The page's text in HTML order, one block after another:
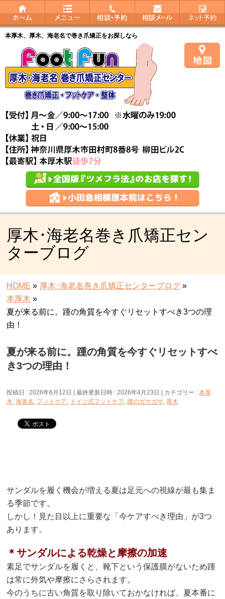
本厚木、厚木、海老名で巻き爪矯正をお探しなら
厚木･海老名巻き爪矯正セン
ターブログ
HOME » 厚木･海老名巻き爪矯正センターブログ »
本厚木 »
夏が来る前に。踵の角質を今すぐリセットすべき3つの理
由！
夏が来る前に。踵の角質を今すぐリセットすべ
き3つの理由！
投稿日 : 2026年6月12日 最終更新日時 : 2026年4月23日 カテゴリー :本厚
木,海老名 , フットケア, ドイツ式フットケア,踵のガサガサ, 厚木
サンダルを履く機会が増える夏は足元への視線が最も集ま
る季節です。
しかし！見た目以上に重要な「今ケアすべき理由」が3つ
あります。
＊サンダルによる乾燥と摩擦の加速
素足でサンダルを履くと、靴下という保護膜がないため踵
は常に外気や摩擦にさらされます。
今のうちに古い角質を取り除いておかなければ、夏本番に